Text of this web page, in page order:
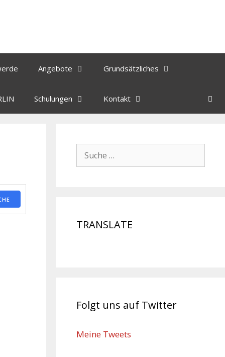
Angebote Grundsätzliches
Schulungen Kontakt
TRANSLATE
Folgt uns auf Twitter
Meine Tweets